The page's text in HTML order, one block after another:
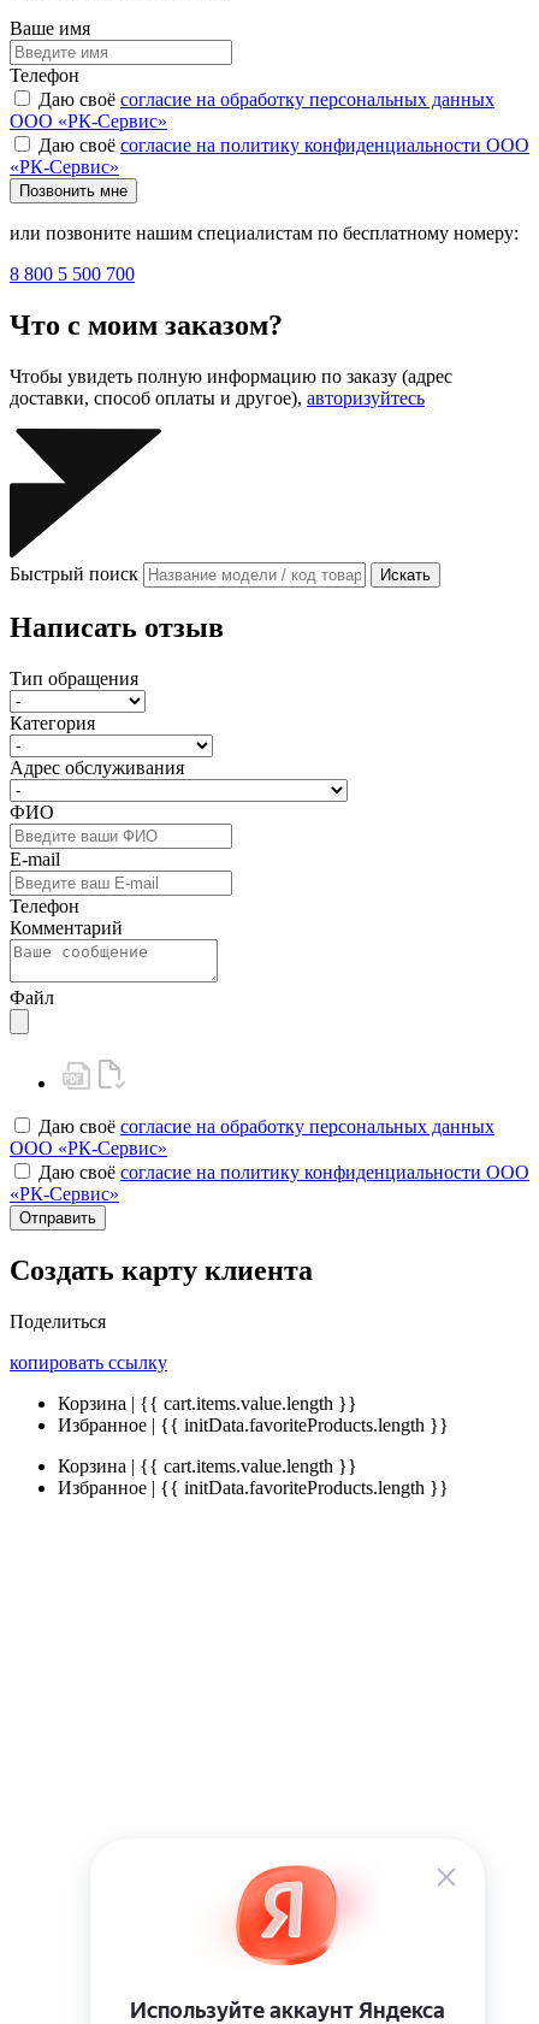
Ваше имя
Телефон
Даю своё согласие на обработку персональных данных
ООО «РК-Сервис»
Даю своё согласие на политику конфиденциальности ООО
«РК-Сервис»
Позвонить мне
или позвоните нашим специалистам по бесплатному номеру:
8 800 5 500 700
Что с моим заказом?
Чтобы увидеть полную информацию по заказу (адрес
доставки, способ оплаты и другое), авторизуйтесь
Быстрый поиск Искать
Написать отзыв
Тип обращения
Категория
Адрес обслуживания
ФИО
E-mail
Телефон
Комментарий
Файл
Даю своё согласие на обработку персональных данных
ООО «РК-Сервис»
Даю своё согласие на политику конфиденциальности ООО
«РК-Сервис»
Отправить
Создать карту клиента
Поделиться
копировать ссылку
Корзина | {{ cart.items.value.length }}
Избранное | {{ initData.favoriteProducts.length }}
Корзина | {{ cart.items.value.length }}
Избранное | {{ initData.favoriteProducts.length }}